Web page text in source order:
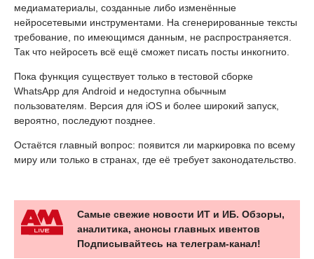
медиаматериалы, созданные либо изменённые
нейросетевыми инструментами. На сгенерированные тексты
требование, по имеющимся данным, не распространяется.
Так что нейросеть всё ещё сможет писать посты инкогнито.
Пока функция существует только в тестовой сборке
WhatsApp для Android и недоступна обычным
пользователям. Версия для iOS и более широкий запуск,
вероятно, последуют позднее.
Остаётся главный вопрос: появится ли маркировка по всему
миру или только в странах, где её требует законодательство.
Самые свежие новости ИТ и ИБ. Обзоры,
аналитика, анонсы главных ивентов
Подписывайтесь на телеграм-канал!